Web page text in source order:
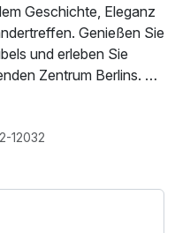
Geschichte, Eleganz
Genießen Sie
und erleben Sie
Zentrum Berlins. Ob
Highlights im
durch den grünen
Rahmen für
Freund einfach mit.
des
12032